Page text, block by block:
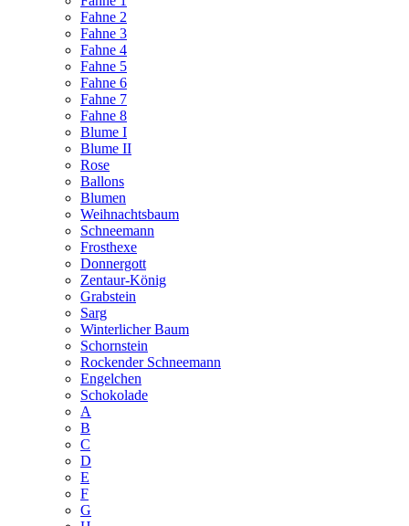
Fahne 2
Fahne 3
Fahne 4
Fahne 5
Fahne 6
Fahne 7
Fahne 8
Blume I
Blume II
Rose
Ballons
Blumen
Weihnachtsbaum
Schneemann
Frosthexe
Donnergott
Zentaur-König
Grabstein
Sarg
Winterlicher Baum
Schornstein
Rockender Schneemann
Engelchen
Schokolade
A
B
C
D
E
F
G